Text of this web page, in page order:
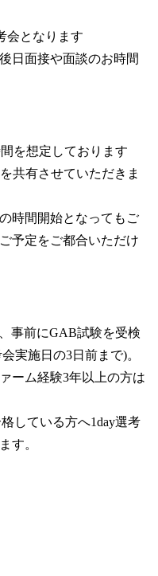
会となります
日面接や面談のお時間
を想定しております
共有させていただきま
時間開始となってもご
予定をご都合いただけ
事前にGAB試験を受検
実施日の3日前まで)。
ーム経験3年以上の方は
している方へ1day選考
す。